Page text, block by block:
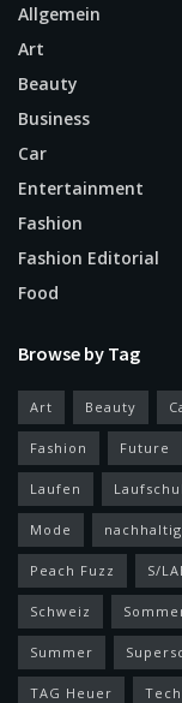
Allgemein
Art
Beauty
Business
Car
Entertainment
Fashion
Fashion Editorial
Food
Browse by Tag
Art Beauty
Fashion Future
Laufen
Mode
Peach Fuzz S/
Schweiz
Summer
TAG Heuer